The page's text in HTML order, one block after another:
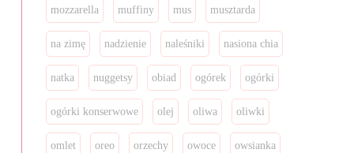
mozzarella muffiny mus musztarda
na zimę nadzienie naleśniki nasiona chia
natka nuggetsy obiad ogórek ogórki
ogórki konserwowe olej oliwa oliwki
omlet oreo orzechy owoce owsianka